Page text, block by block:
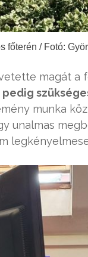
főterén / Fotó:
magát a
munka
unalmas